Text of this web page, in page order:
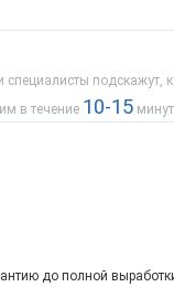
специалисты подскажут,
в течение 10-15
до полной